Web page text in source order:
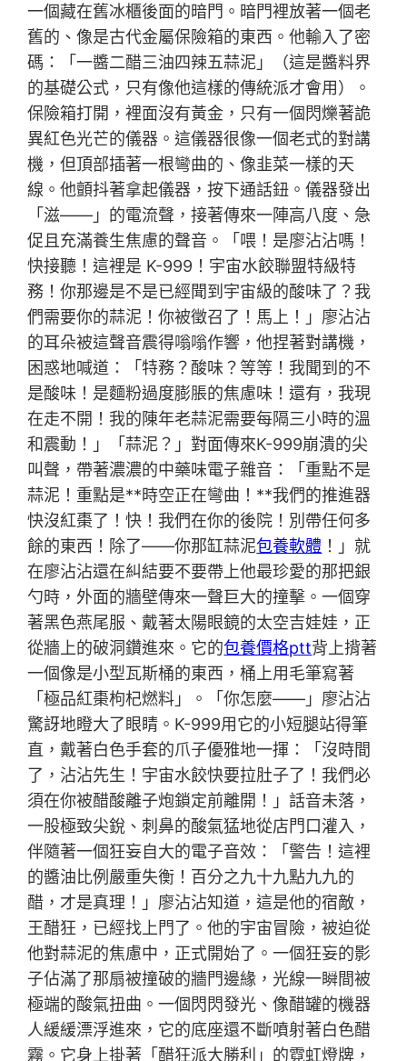
一個藏在舊冰櫃後面的暗門。暗門裡放著一個老
舊的、像是古代金屬保險箱的東西。他輸入了密
碼：「一醬二醋三油四辣五蒜泥」（這是醬料界
的基礎公式，只有像他這樣的傳統派才會用）。
保險箱打開，裡面沒有黃金，只有一個閃爍著詭
異紅色光芒的儀器。這儀器很像一個老式的對講
機，但頂部插著一根彎曲的、像韭菜一樣的天
線。他顫抖著拿起儀器，按下通話鈕。儀器發出
「滋——」的電流聲，接著傳來一陣高八度、急
促且充滿養生焦慮的聲音。「喂！是廖沾沾嗎！
快接聽！這裡是 K-999！宇宙水餃聯盟特級特
務！你那邊是不是已經聞到宇宙級的酸味了？我
們需要你的蒜泥！你被徵召了！馬上！」廖沾沾
的耳朵被這聲音震得嗡嗡作響，他捏著對講機，
困惑地喊道：「特務？酸味？等等！我聞到的不
是酸味！是麵粉過度膨脹的焦慮味！還有，我現
在走不開！我的陳年老蒜泥需要每隔三小時的溫
和震動！」「蒜泥？」對面傳來K-999崩潰的尖
叫聲，帶著濃濃的中藥味電子雜音：「重點不是
蒜泥！重點是**時空正在彎曲！**我們的推進器
快沒紅棗了！快！我們在你的後院！別帶任何多
餘的東西！除了——你那缸蒜泥包養軟體 ！」就
在廖沾沾還在糾結要不要帶上他最珍愛的那把銀
勺時，外面的牆壁傳來一聲巨大的撞擊。一個穿
著黑色燕尾服、戴著太陽眼鏡的太空吉娃娃，正
從牆上的破洞鑽進來。它的包養價格ptt背上揹著
一個像是小型瓦斯桶的東西，桶上用毛筆寫著
「極品紅棗枸杞燃料」。「你怎麼——」廖沾沾
驚訝地瞪大了眼睛。K-999用它的小短腿站得筆
直，戴著白色手套的爪子優雅地一揮：「沒時間
了，沾沾先生！宇宙水餃快要拉肚子了！我們必
須在你被醋酸離子炮鎖定前離開！」話音未落，
一股極致尖銳、刺鼻的酸氣猛地從店門口灌入，
伴隨著一個狂妄自大的電子音效：「警告！這裡
的醬油比例嚴重失衡！百分之九十九點九九的
醋，才是真理！」廖沾沾知道，這是他的宿敵，
王醋狂，已經找上門了。他的宇宙冒險，被迫從
他對蒜泥的焦慮中，正式開始了。一個狂妄的影
子佔滿了那扇被撞破的牆門邊緣，光線一瞬間被
極端的酸氣扭曲。一個閃閃發光、像醋罐的機器
人緩緩漂浮進來，它的底座還不斷噴射著白色醋
霧。它身上掛著「醋狂派大勝利」的霓虹燈牌，